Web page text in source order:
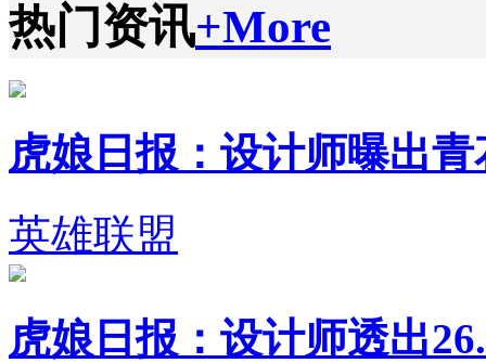
热门资讯+More
虎娘日报：设计师曝出
英雄联盟
虎娘日报：设计师透出